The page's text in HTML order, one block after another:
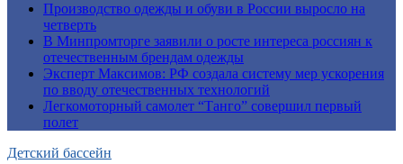
Производство одежды и обуви в России выросло на
четверть
В Минпромторге заявили о росте интереса россиян к
отечественным брендам одежды
Эксперт Максимов: РФ создала систему мер ускорения
по вводу отечественных технологий
Легкомоторный самолет “Танго” совершил первый
полет
Детский бассейн